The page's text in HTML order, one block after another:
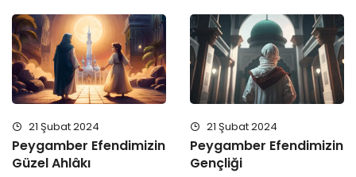
21 Şubat 2024
Peygamber Efendimizin
Güzel Ahlâkı
21 Şubat 2024
Peygamber Efendimizin
Gençliği